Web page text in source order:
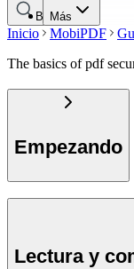
Más
Buscar
Inicio MobiPDF
The basics of pdf
Empezando
Lectura y